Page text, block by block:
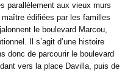
parallèlement aux vieux murs
édifiées par les familles
le boulevard Marcou,
Il s’agit d’une histoire
donc de parcourir le boulevard
vers la place Davilla, puis de